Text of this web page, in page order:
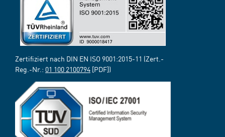
Zertifiziert nach DIN EN ISO 9001:2015-11 (Zert.-
Reg.-Nr.: 01 100 2100794 [PDF])